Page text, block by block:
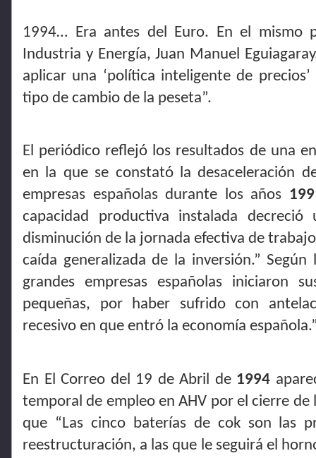
1994… Era antes del Euro. En el mismo
Industria y Energía, Juan Manuel
aplicar una ‘política inteligente de
tipo de cambio de la peseta”.
El periódico reflejó los resultados de una
en la que se constató la desaceleración
empresas españolas durante los años
capacidad productiva instalada
disminución de la jornada efectiva de
caída generalizada de la inversión.”
grandes empresas españolas iniciaron
pequeñas, por haber sufrido con
recesivo en que entró la economía
En El Correo del 19 de Abril de 1994
temporal de empleo en AHV por el cierre
que “Las cinco baterías de cok son las
reestructuración, a las que le seguirá el